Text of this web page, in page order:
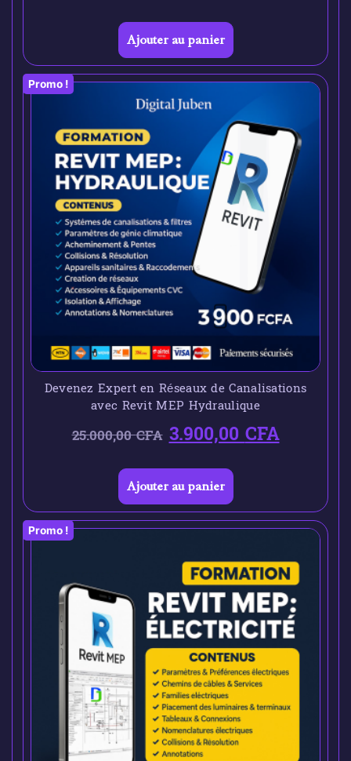
Ajouter au panier
Promo !
Devenez Expert en Réseaux de Canalisations
avec Revit MEP Hydraulique
25.000,00CFA 3.900,00CFA
Ajouter au panier
Promo !